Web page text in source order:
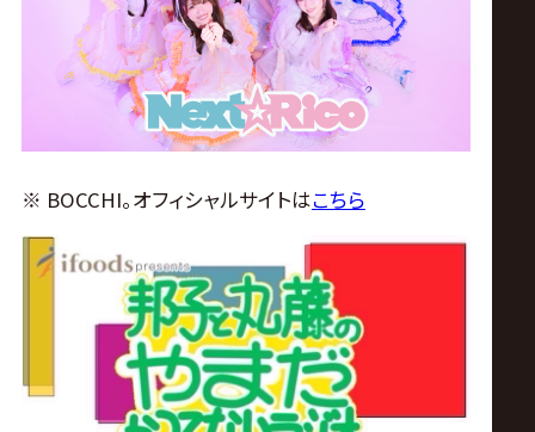
※ BOCCHI。オフィシャルサイトはこちら